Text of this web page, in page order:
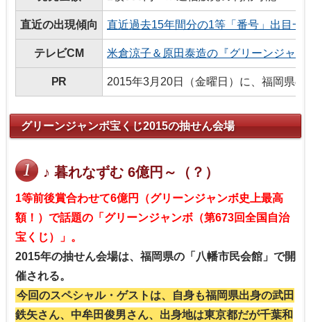
直近の出現傾向 直近過去15年間分の1等「番号」出目一
テレビCM 米倉涼子＆原田泰造の『グリーンジャ
PR 2015年3月20日（金曜日）に、福岡県
グリーンジャンボ宝くじ2015の抽せん会場
♪ 暮れなずむ 6億円～（？）
1等前後賞合わせて6億円（グリーンジャンボ史上最高
額！）で話題の「グリーンジャンボ（第673回全国自治
宝くじ）」。
2015年の抽せん会場は、福岡県の「八幡市民会館」で開
催される。
今回のスペシャル・ゲストは、自身も福岡県出身の武田
鉄矢さん、中牟田俊男さん、出身地は東京都だが千葉和